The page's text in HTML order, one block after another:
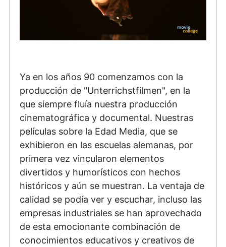
Ya en los años 90 comenzamos con la
producción de "Unterrichstfilmen", en la
que siempre fluía nuestra producción
cinematográfica y documental. Nuestras
películas sobre la Edad Media, que se
exhibieron en las escuelas alemanas, por
primera vez vincularon elementos
divertidos y humorísticos con hechos
históricos y aún se muestran. La ventaja de
calidad se podía ver y escuchar, incluso las
empresas industriales se han aprovechado
de esta emocionante combinación de
conocimientos educativos y creativos de